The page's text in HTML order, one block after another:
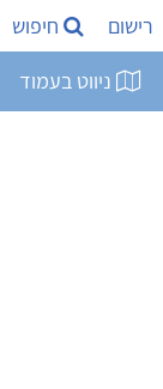
רישום חיפוש
ניווט בעמוד